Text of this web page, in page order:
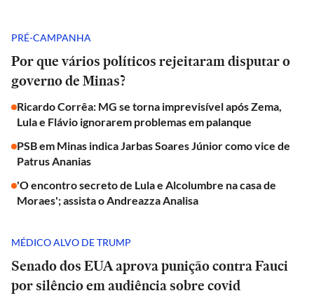
PRÉ-CAMPANHA
Por que vários políticos rejeitaram disputar o
governo de Minas?
Ricardo Corrêa: MG se torna imprevisível após Zema,
Lula e Flávio ignorarem problemas em palanque
PSB em Minas indica Jarbas Soares Júnior como vice de
Patrus Ananias
'O encontro secreto de Lula e Alcolumbre na casa de
Moraes'; assista o Andreazza Analisa
MÉDICO ALVO DE TRUMP
Senado dos EUA aprova punição contra Fauci
por silêncio em audiência sobre covid